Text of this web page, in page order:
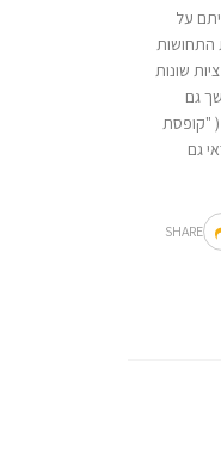
על
התחושות
שונות
גם
"קופסת
גם
SHARE